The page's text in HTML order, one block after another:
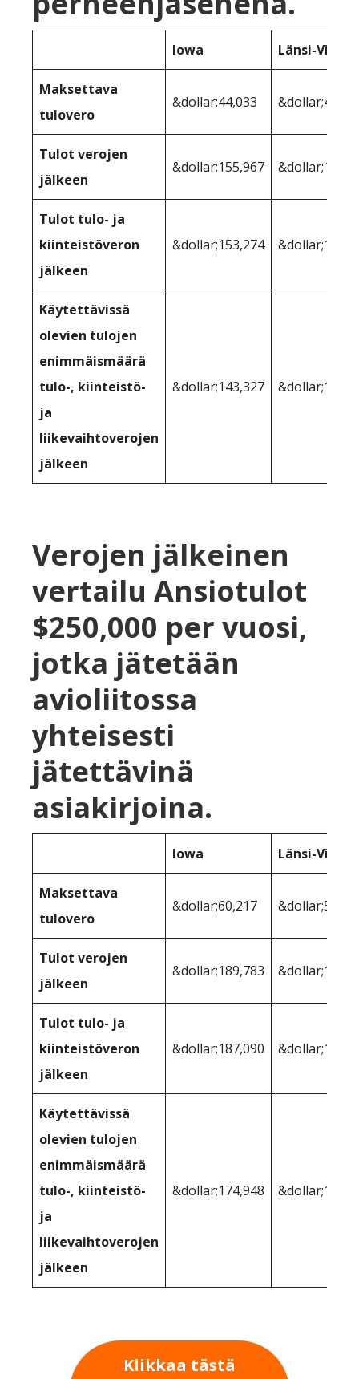
Iowa Länsi-
Maksettava
tulovero
&dollar;44,033
Tulot verojen
jälkeen
&dollar;155,967
Tulot tulo- ja
kiinteistöveron
jälkeen
&dollar;153,274
Käytettävissä
olevien tulojen
enimmäismäärä
tulo-, kiinteistö-
ja
liikevaihtoverojen
jälkeen
&dollar;143,327
Verojen jälkeinen
vertailu Ansiotulot
$250,000 per vuosi,
jotka jätetään
avioliitossa
yhteisesti
jätettävinä
asiakirjoina.
Iowa Länsi-
Maksettava
tulovero
&dollar;60,217
Tulot verojen
jälkeen
&dollar;189,783
Tulot tulo- ja
kiinteistöveron
jälkeen
&dollar;187,090
Käytettävissä
olevien tulojen
enimmäismäärä
tulo-, kiinteistö-
ja
liikevaihtoverojen
jälkeen
&dollar;174,948
Klikkaa tästä